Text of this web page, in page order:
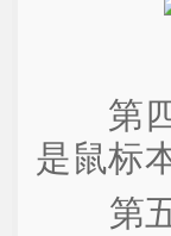
第四
是鼠标
第五